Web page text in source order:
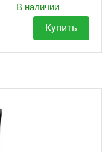
В наличии
Купить